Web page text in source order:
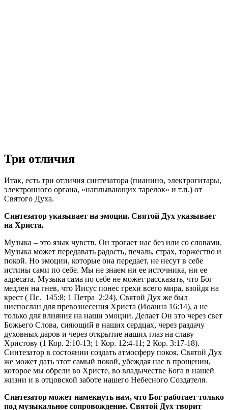
Три отличия
Итак, есть три отличия синтезатора (пианино, электрогитары,
электронного органа, «наплывающих тарелок» и т.п.) от
Святого Духа.
Синтезатор указывает на эмоции. Святой Дух указывает
на Христа.
Музыка – это язык чувств. Он трогает нас без или со словами.
Музыка может передавать радость, печаль, страх, торжество и
покой. Но эмоции, которые она передает, не несут в себе
истины сами по себе. Мы не знаем ни ее источника, ни ее
адресата. Музыка сама по себе не может рассказать, что Бог
медлен на гнев, что Иисус понес грехи всего мира, взойдя на
крест ( Пс. 145:8; 1 Петра 2:24). Святой Дух же был
ниспослан для превознесения Христа (Иоанна 16:14), а не
только для влияния на наши эмоции. Делает Он это через свет
Божьего Слова, сияющий в наших сердцах, через раздачу
духовных даров и через открытие наших глаз на славу
Христову (1 Кор. 2:10-13; 1 Кор. 12:4-11; 2 Кор. 3:17-18).
Синтезатор в состоянии создать атмосферу покоя. Святой Дух
же может дать этот самый покой, убеждая нас в прощении,
которое мы обрели во Христе, во владычестве Бога в нашей
жизни и в отцовской заботе нашего Небесного Создателя.
Синтезатор может намекнуть нам, что Бог работает только
под музыкальное сопровождение. Святой Дух творит